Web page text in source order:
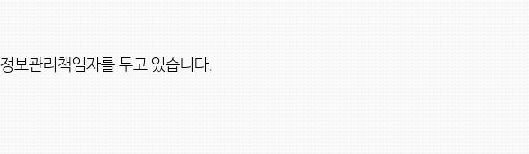
보관리책임자를 두고 있습니다.